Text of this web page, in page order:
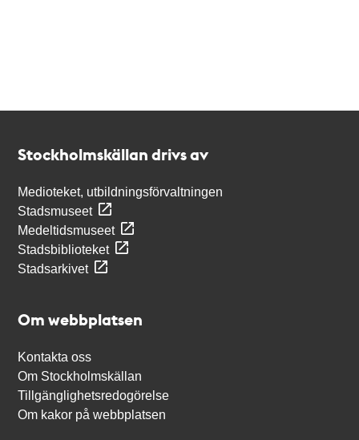
Stockholmskällan drivs av
Medioteket, utbildningsförvaltningen
Stadsmuseet
Medeltidsmuseet
Stadsbiblioteket
Stadsarkivet
Om webbplatsen
Kontakta oss
Om Stockholmskällan
Tillgänglighetsredogörelse
Om kakor på webbplatsen